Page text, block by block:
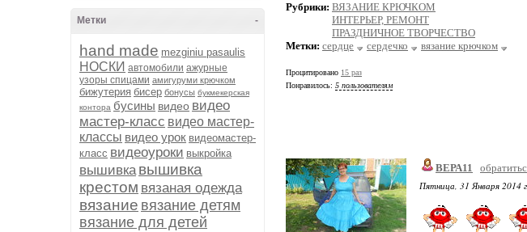
-
Метки
hand made mezginiu pasaulis
НОСКИ автомобили ажурные
узоры спицами амигуруми крючком
бижутерия бисер бонусы букмекерская
контора бусины видео видео
мастер-класс видео мастер-
классы видео урок видеомастер-
класс видеоуроки выкройка
вышивка вышивка
крестом вязаная одежда
вязание вязание детям
вязание для детей
Рубрики: ВЯЗАНИЕ КРЮЧКОМ
ИНТЕРЬЕР, РЕМОНТ
ПРАЗДНИЧНОЕ ТВОРЧЕСТВО
Метки: сердце сердечко вязание крючком
Процитировано 15 раз
Понравилось: 5 пользователям
ВЕРА11
Пятница, 31 Января 2014